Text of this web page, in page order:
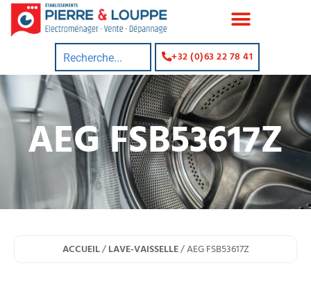
+32 (0)63 22 78 41
AEG FSB53617Z
ACCUEIL/LAVE-VAISSELLE/ AEG FSB53617Z